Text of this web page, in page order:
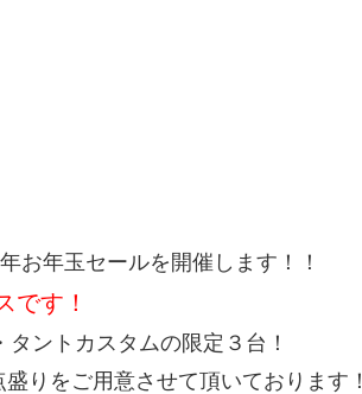
お年玉セールを開催します！！
です！
ントカスタムの限定３台！
りをご用意させて頂いております！